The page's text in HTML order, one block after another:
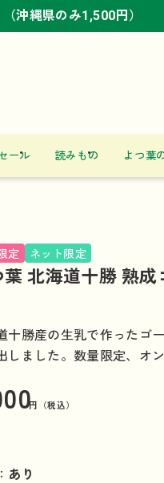
沖縄県のみ1,500円）
沖縄県のみ1,500円）
沖縄県のみ1,500円）
ール 読みもの よつ葉
定 ネット限定
葉 北海道十勝 熟成
十勝産の生乳で作ったゴ
しました。数量限定、オ
円（税込）
あり